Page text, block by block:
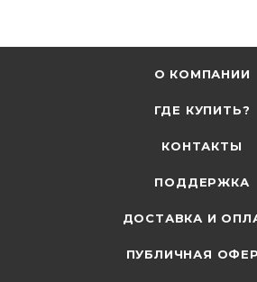
О КОМПАНИИ
ГДЕ КУПИТЬ?
КОНТАКТЫ
ПОДДЕРЖКА
ДОСТАВКА И
ПУБЛИЧНАЯ